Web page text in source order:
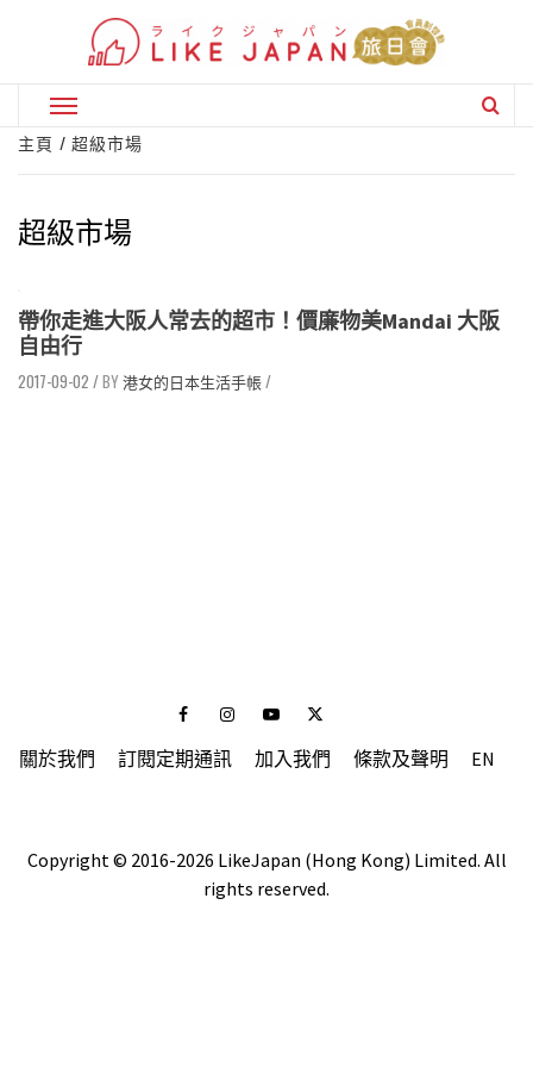
Primary
Menu
主頁 超級市場
超級市場
帶你走進大阪人常去的超市！價廉物美Mandai 大阪
自由行
2017-09-02 / 港女的日本生活手帳/
FacebookInstagramYoutubeTwitter
關於我們 訂閱定期通訊 加入我們 條款及聲明 EN
Copyright © 2016-2026 LikeJapan (Hong Kong) Limited. All
rights reserved.